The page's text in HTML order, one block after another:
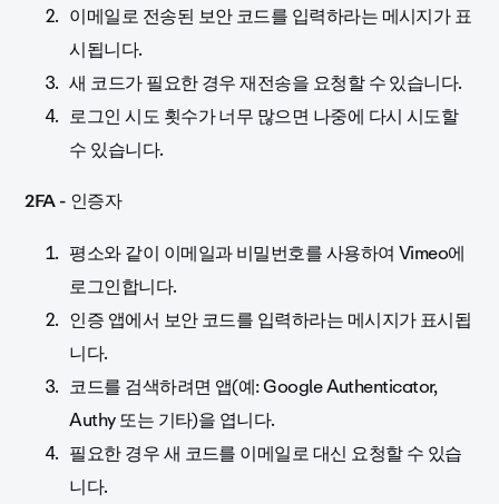
이메일로 전송된 보안 코드를 입력하라는 메시지가 표
시됩니다.
새 코드가 필요한 경우 재전송을 요청할 수 있습니다.
로그인 시도 횟수가 너무 많으면 나중에 다시 시도할
수 있습니다.
2FA - 인증자
평소와 같이 이메일과 비밀번호를 사용하여 Vimeo에
로그인합니다.
인증 앱에서 보안 코드를 입력하라는 메시지가 표시됩
니다.
코드를 검색하려면 앱(예: Google Authenticator,
Authy 또는 기타)을 엽니다.
필요한 경우 새 코드를 이메일로 대신 요청할 수 있습
니다.